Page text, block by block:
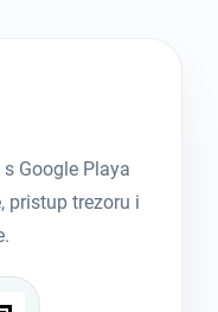
Google Playa
pristup trezoru i